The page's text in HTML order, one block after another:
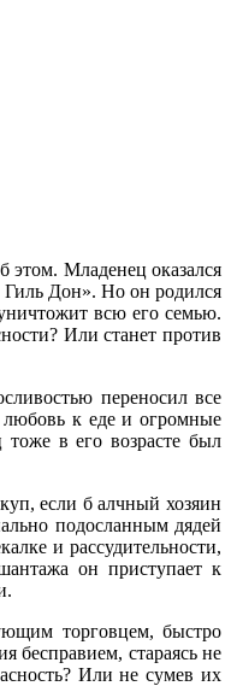
этом. Младенец оказался
Гиль Дон». Но он родился
всю его семью.
Или станет против
переносил все
любовь к еде и огромные
в его возрасте был
если б алчный хозяин
подосланным дядей
и рассудительности,
он приступает к
торговцем, быстро
бесправием, стараясь не
Или не сумев их